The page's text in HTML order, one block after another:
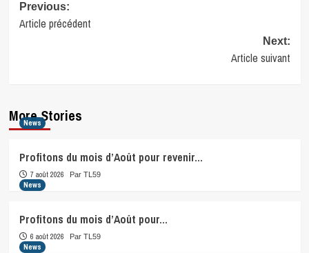
Post
navigation
Previous:
Article précédent
Next:
Article suivant
More Stories
News
Profitons du mois d’Août pour revenir…
7 août 2026 Par TL59
News
Profitons du mois d’Août pour…
6 août 2026 Par TL59
News